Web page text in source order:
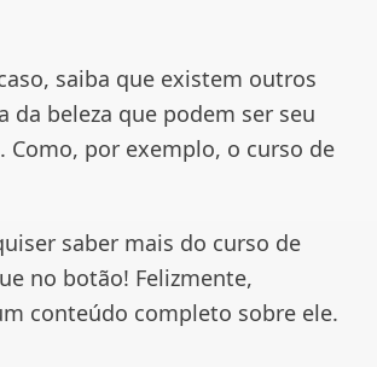
saiba que existem outros
da beleza que podem ser seu
Como, por exemplo, o curso de
saber mais do curso de
no botão! Felizmente,
conteúdo completo sobre ele.